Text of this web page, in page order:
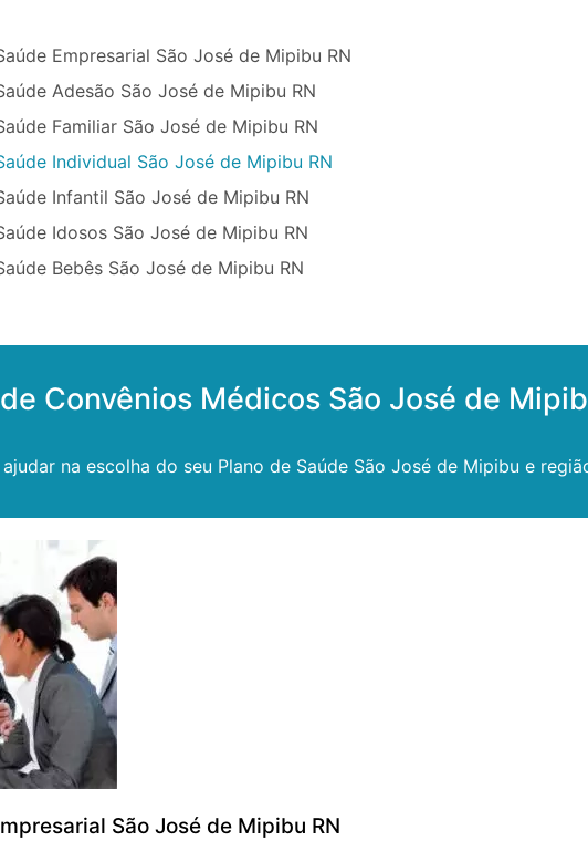
Empresarial São José de Mipibu RN
Adesão São José de Mipibu RN
Familiar São José de Mipibu RN
Individual São José de Mipibu RN
Infantil São José de Mipibu RN
Idosos São José de Mipibu RN
Bebês São José de Mipibu RN
Convênios Médicos São José de
na escolha do seu Plano de Saúde São José de Mipibu e
São José de Mipibu RN